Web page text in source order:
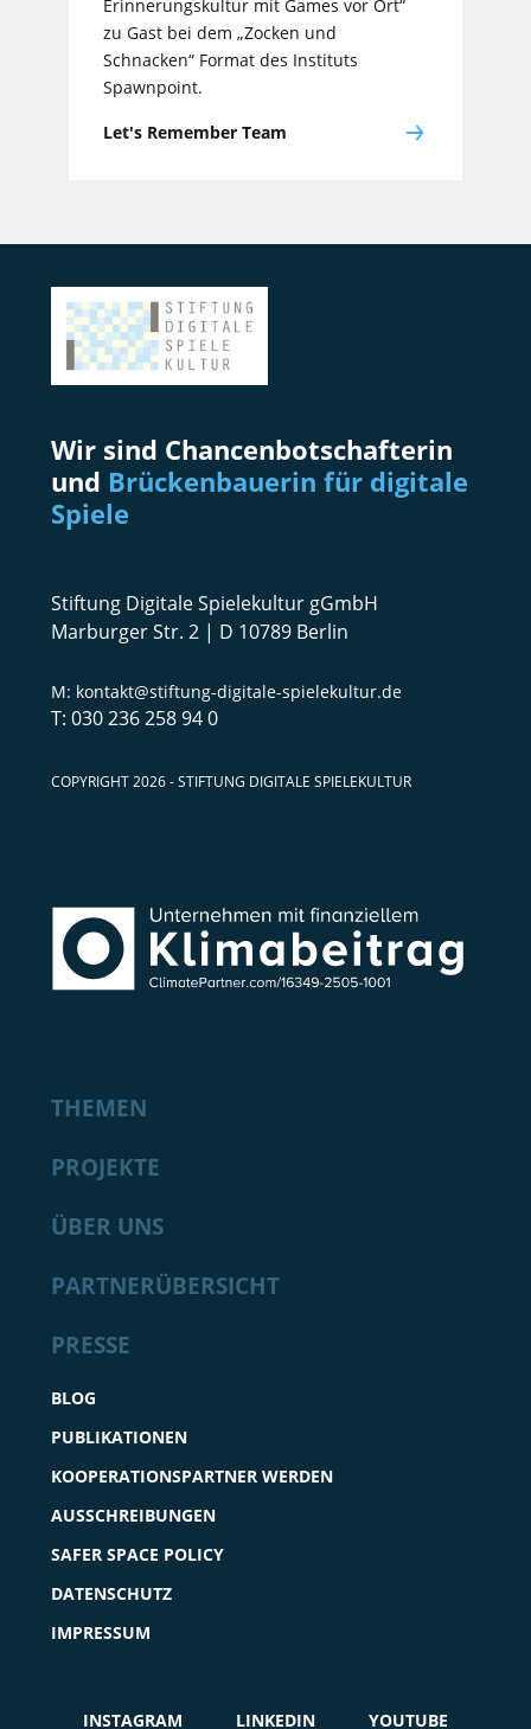
Erinnerungskultur mit Games vor Ort“
zu Gast bei dem „Zocken und
Schnacken“ Format des Instituts
Spawnpoint.
Let's Remember Team
Wir sind Chancenbotschafterin
und Brückenbauerin für digitale
Spiele
Stiftung Digitale Spielekultur gGmbH
Marburger Str. 2 | D 10789 Berlin
kontakt@stiftung-digitale-spielekultur.de
030 236 258 94 0
COPYRIGHT 2026 - STIFTUNG DIGITALE SPIELEKULTUR
THEMEN
PROJEKTE
ÜBER UNS
PARTNERÜBERSICHT
PRESSE
BLOG
PUBLIKATIONEN
KOOPERATIONSPARTNER WERDEN
AUSSCHREIBUNGEN
SAFER SPACE POLICY
DATENSCHUTZ
IMPRESSUM
INSTAGRAM LINKEDIN YOUTUBE